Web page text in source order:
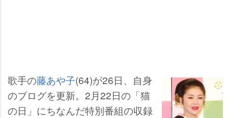
歌手の藤あや子(64)が26日、自身
のブログを更新。2月22日の「猫
の日」にちなんだ特別番組の収録